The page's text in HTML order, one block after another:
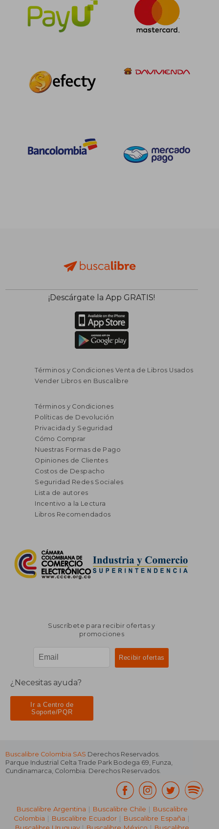
¡Descárgate la App GRATIS!
Términos y Condiciones Venta de Libros Usados
Vender Libros en Buscalibre
Términos y Condiciones
Políticas de Devolución
Privacidad y Seguridad
Cómo Comprar
Nuestras Formas de Pago
Opiniones de Clientes
Costos de Despacho
Seguridad Redes Sociales
Lista de autores
Incentivo a la Lectura
Libros Recomendados
Suscríbete para recibir ofertas y
promociones
¿Necesitas ayuda?
Ir a Centro de
Soporte/PQR
Buscalibre Colombia SAS Derechos Reservados.
Parque Industrial Celta Trade Park Bodega 69, Funza,
Cundinamarca, Colombia. Derechos Reservados.
Buscalibre Argentina | Buscalibre Chile | Buscalibre
Colombia | Buscalibre Ecuador | Buscalibre España |